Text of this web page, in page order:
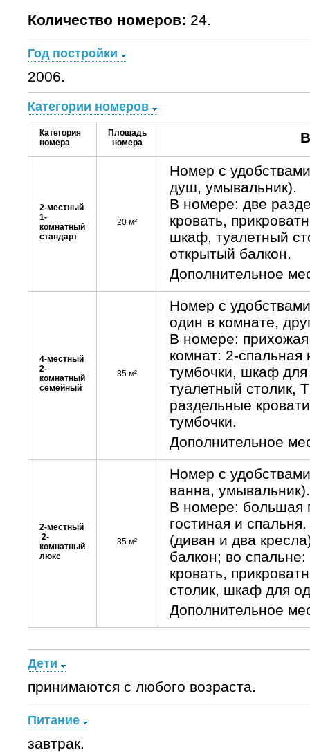
Количество номеров: 24.
Год постройки
2006.
Категории номеров
Категория
номера
Площадь
номера
2-местный
1-
комнатный
стандарт
20 м²
Номер с
душ, умывальник).
В номере: две
кровать,
шкаф, туалетный
открытый балкон.
Дополнительное
4-местный
2-
комнатный
семейный
35 м²
Номер с
один в комнате,
В номере:
комнат: 2-спальная
тумбочки, шкаф
туалетный столик,
раздельные
тумбочки.
Дополнительное
2-местный
2-
комнатный
люкс
35 м²
Номер с
ванна, умывальник).
В номере: большая
гостиная и
(диван и два
балкон; во
кровать,
столик, шкаф для
Дополнительное
Дети
принимаются с любого возраста.
Питание
завтрак.